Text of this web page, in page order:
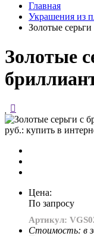
Главная
Украшения из
Золотые
Золотые
Цена:
По запросу
Артикул:
Стоимость: в